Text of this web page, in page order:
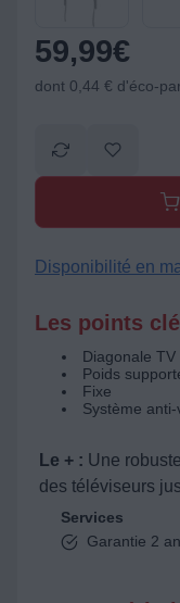
59,99€
dont 0,44 € d'éco-
Disponibilité en
Les points
Diagonale
Poids
Fixe
Système
Le + : Une
des téléviseurs
Services
Garantie 2